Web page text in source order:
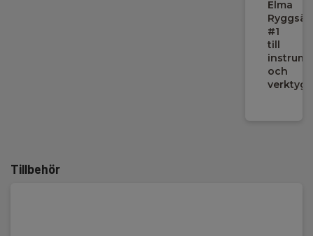
Elma
#1
till
och
verktyg
Tillbehör